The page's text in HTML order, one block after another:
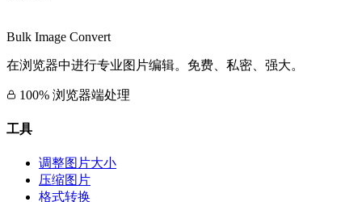
Bulk Image Convert
在浏览器中进行专业图片编辑。免费、私密、强大。
100% 浏览器端处理
工具
调整图片大小
压缩图片
格式转换